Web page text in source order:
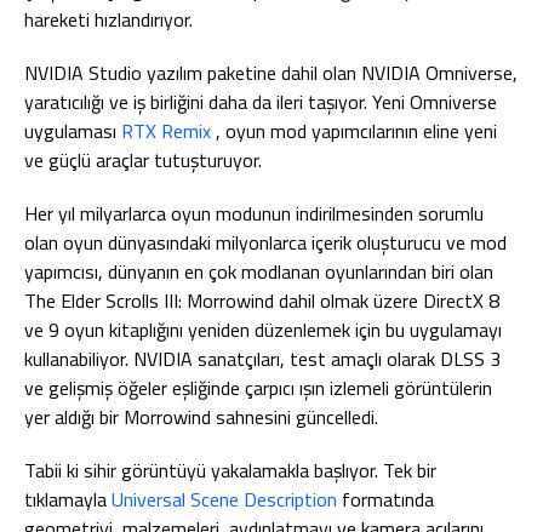
hareketi hızlandırıyor.
NVIDIA Studio yazılım paketine dahil olan NVIDIA Omniverse,
yaratıcılığı ve iş birliğini daha da ileri taşıyor. Yeni Omniverse
uygulaması RTX Remix, oyun mod yapımcılarının eline yeni
ve güçlü araçlar tutuşturuyor.
Her yıl milyarlarca oyun modunun indirilmesinden sorumlu
olan oyun dünyasındaki milyonlarca içerik oluşturucu ve mod
yapımcısı, dünyanın en çok modlanan oyunlarından biri olan
The Elder Scrolls III: Morrowind dahil olmak üzere DirectX 8
ve 9 oyun kitaplığını yeniden düzenlemek için bu uygulamayı
kullanabiliyor. NVIDIA sanatçıları, test amaçlı olarak DLSS 3
ve gelişmiş öğeler eşliğinde çarpıcı ışın izlemeli görüntülerin
yer aldığı bir Morrowind sahnesini güncelledi.
Tabii ki sihir görüntüyü yakalamakla başlıyor. Tek bir
tıklamaylaUniversal Scene Description formatında